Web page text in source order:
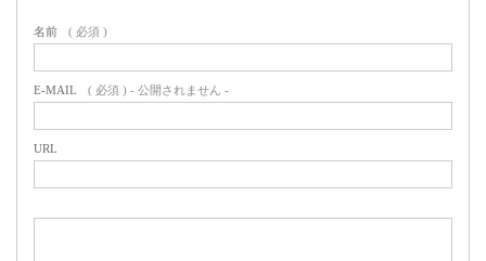
名前 ( 必須 )
E-MAIL ( 必須 ) - 公開されません -
URL